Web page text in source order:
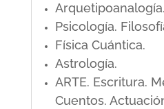
Psicología.
Física Cuántica.
Astrología.
ARTE. Escritura.
Cuentos.